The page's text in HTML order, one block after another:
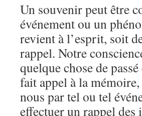
Un souvenir peut être
événement ou un
revient à l’esprit, soit
rappel. Notre
quelque chose de
fait appel à la
nous par tel ou tel
effectuer un rappel